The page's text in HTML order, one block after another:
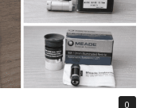
0